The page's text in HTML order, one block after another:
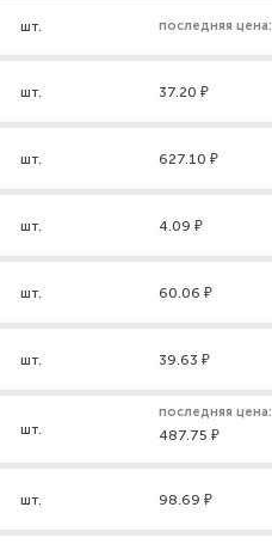
шт. последняя цена:
шт. 37.20 ₽
шт. 627.10 ₽
шт. 4.09 ₽
шт. 60.06 ₽
шт. 39.63 ₽
шт.
последняя цена:
487.75 ₽
шт. 98.69 ₽